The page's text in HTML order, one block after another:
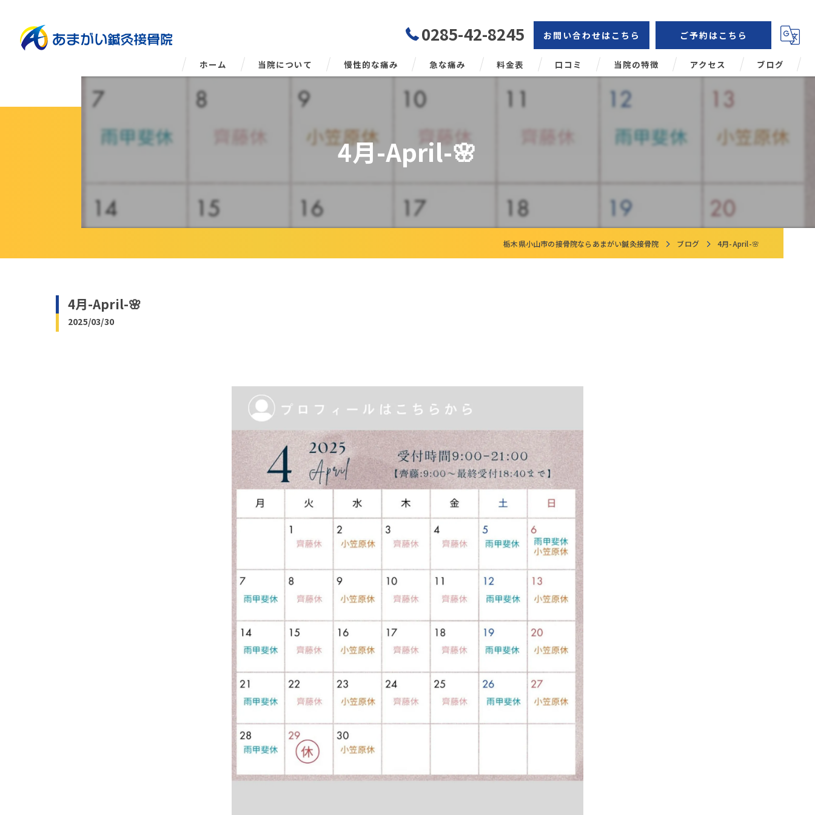
0285-42-8245 お問い合わせはこちら ご予約はこちら
ホーム 当院について
姿勢矯正について
慢性的な痛み 急な痛み 料金表 口コミ 当院の特徴
鍼灸
肩こり
姿勢矯正
アクセス ブログ
4月-April-🌸
栃木県小山市の接骨院ならあまがい鍼灸接骨院 ブログ 4月-April-🌸
4月-April-🌸
2025/03/30